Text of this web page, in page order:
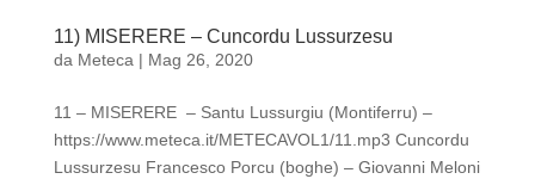
11) MISERERE – Cuncordu Lussurzesu
da Meteca | Mag 26, 2020
11 – MISERERE – Santu Lussurgiu (Montiferru) –
https://www.meteca.it/METECAVOL1/11.mp3 Cuncordu
Lussurzesu Francesco Porcu (boghe) – Giovanni Meloni